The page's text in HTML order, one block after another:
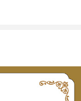
다.